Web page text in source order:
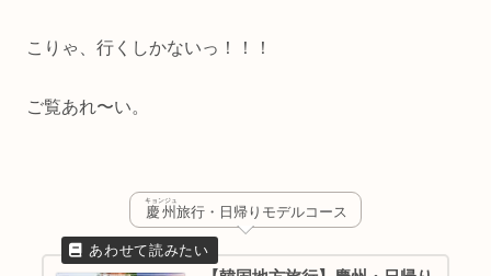
こりゃ、行くしかないっ！！！
ご覧あれ〜い。
慶州
キョンジュ
旅行・日帰りモデルコース